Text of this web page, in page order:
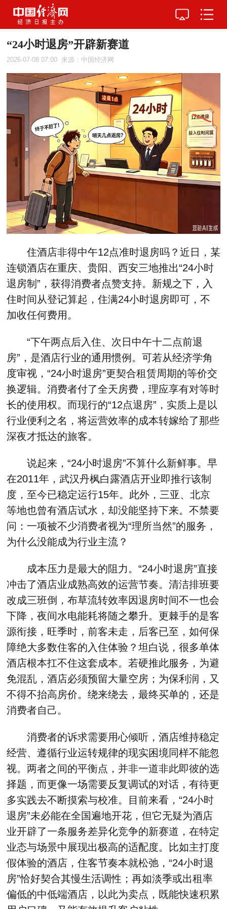
“24小时退房”开辟新赛道
2026-07-08 07:00 来源：中国经济网
住酒店非得中午12点准时退房吗？近日，某
连锁酒店在重庆、贵阳、西安三地推出“24小时
退房制”，获得消费者点赞支持。新规之下，入
住时间从登记算起，住满24小时退房即可，不
加收任何费用。
“下午两点后入住、次日中午十二点前退
房”，是酒店行业的通用惯例。可若从经济学角
度审视，“24小时退房”更契合租赁周期的等价交
换逻辑。消费者付了全天房费，理应享有对等时
长的使用权。而现行的“12点退房”，实质上是以
行业便利之名，将运营效率的成本转嫁给了那些
深夜才抵达的旅客。
说起来，“24小时退房”不算什么新鲜事。早
在2011年，武汉丹枫白露酒店开业即推行该制
度，至今已稳定运行15年。此外，三亚、北京
等地也曾有酒店试水，却没能坚持下来。不禁要
问：一项被不少消费者视为“理所当然”的服务，
为什么没能成为行业主流？
成本压力是最大的阻力。“24小时退房”直接
冲击了酒店业成熟高效的运营节奏。清洁排班要
改成三班倒，布草流转效率因退房时间不一也会
下降，夜间水电能耗将随之攀升。更棘手的是客
源衔接，旺季时，前客未走，后客已至，如何保
障绝大多数住客的入住体验？坦白说，很多单体
酒店根本扛不住这套成本。若硬推此服务，为避
免混乱，酒店必须预留大量空房；为保利润，又
不得不抬高房价。绕来绕去，最终买单的，还是
消费者自己。
消费者的诉求需要用心倾听，酒店维持稳定
经营、遵循行业运转规律的现实困境同样不能忽
视。两者之间的平衡点，并非一道非此即彼的选
择题，而更像一场需要反复调试的对话，有待更
多实践去不断摸索与校准。目前来看，“24小时
退房”未必能在全国遍地开花，但它无疑为酒店
业开辟了一条服务差异化竞争的新赛道，在特定
业态与场景中展现出极高的适配度。比如主打度
假体验的酒店，住客节奏本就松弛，“24小时退
房”恰好契合其慢生活调性；再如淡季或出租率
偏低的中低端酒店，以此为卖点，既能快速积累